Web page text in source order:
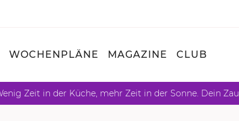
WOCHENPLÄNE MAGAZINE CLUB
Zeit in der Küche, mehr Zeit in der Sonne. Dein